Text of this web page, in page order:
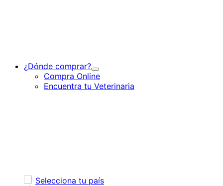
¿Dónde comprar?
Toggle
Submenu
for
Compra Online
Encuentra tu Veterinaria
Selecciona tu país